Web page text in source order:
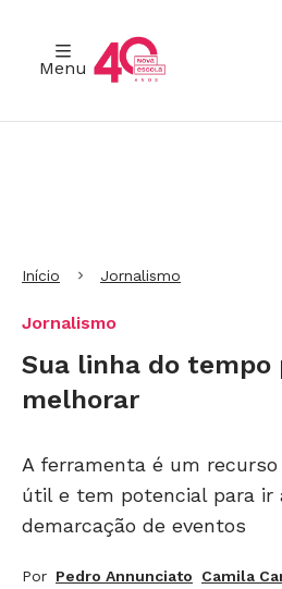
Menu
Início Jornalismo
Jornalismo
Sua linha do tempo
melhorar
A ferramenta é um
útil e tem potencial para ir
demarcação de eventos
Por Pedro Annunciato Camila